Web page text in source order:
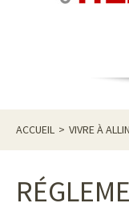
ACCUEIL > VIVRE À